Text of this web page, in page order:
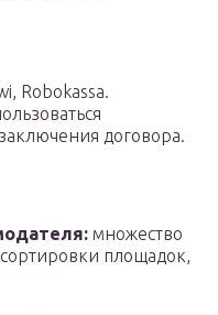
Robokassa.
договора.
множество
площадок,